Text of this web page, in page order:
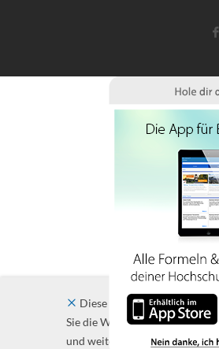
Diese Website verwendet
Sie die Website und ihre
und weiter navigieren,